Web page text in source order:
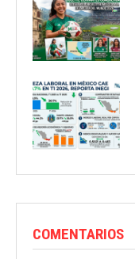
COMENTARIOS